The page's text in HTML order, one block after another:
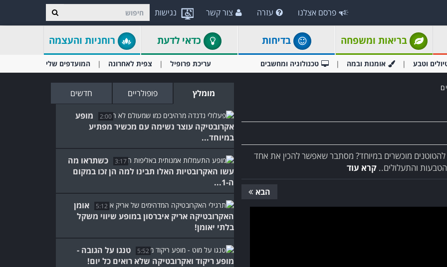
נגישות פרסם אצלנו עזרה צור קשר
בריאות ומשפחה בדיחות כדאי לדעת רוחניות והעצמה
וטבע אומנות ובמה טכנולוגיה ומחשבים עריכת פרופיל צפית לאחרונה המועדפים שלי
מוכשרים במיוחד? מסתבר שאפשר להכין את אחד
והתעלולים.. קרא עוד
הבא
מומלץ פופולריים חדשים
2:00
מופע
אקרובטיקה עוצר נשימה עם מכשיר מפתיע
במיוחד...
3:17
כשתראו מה
עשו האקרובטיות האלו תבינו למה הן זכו במקום
ה-1...
5:12
אומן
האקרובטיקה אריק איברסון במופע שיווי משקל
בלתי יאומן!
5:52
טנגו על הגובה -
מופע ריקוד ואקרובטיקה שלא רואים כל יום!